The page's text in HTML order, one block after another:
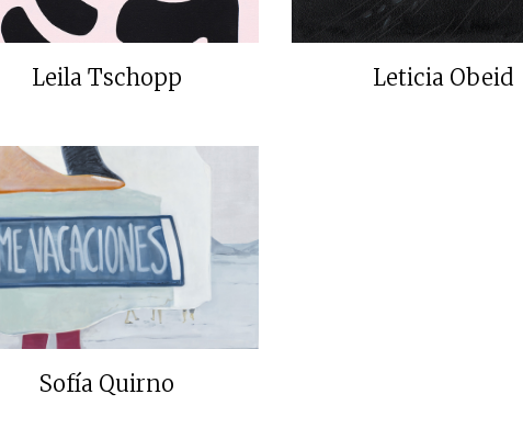
Leila Tschopp Leticia Obeid
Sofía Quirno